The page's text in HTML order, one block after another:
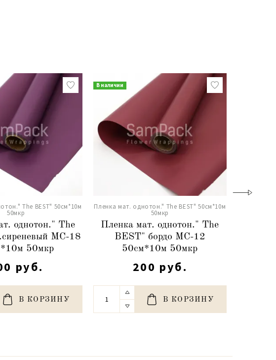
The BEST" 50см*10м
50мкр
однотон." The
МС-18
50мкр
руб.
В КОРЗИНУ
В наличии
Пленка мат. однотон." The BEST" 50см*10м
50мкр
Пленка мат. однотон." The
BEST" бордо МС-12
50см*10м 50мкр
200 руб.
В КОРЗИНУ